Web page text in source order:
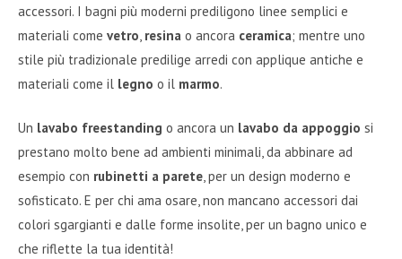
accessori. I bagni più moderni prediligono linee semplici e
materiali come vetro resina o ancora ceramica; mentre uno
stile più tradizionale predilige arredi con applique antiche e
materiali come il legno o il marmo.
Un lavabo freestanding o ancora un lavabo da appoggio si
prestano molto bene ad ambienti minimali, da abbinare ad
esempio con rubinetti a parete, per un design moderno e
sofisticato. E per chi ama osare, non mancano accessori dai
colori sgargianti e dalle forme insolite, per un bagno unico e
che riflette la tua identità!